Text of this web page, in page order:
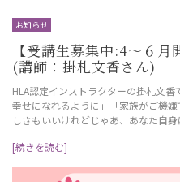
お知らせ
【受講生募集中:4～６
(講師：掛札文香さん)
HLA認定インストラクターの掛札文
幸せになれるように」「家族がご機
しさもいいけれどじゃあ、あなた自
[続きを読む]